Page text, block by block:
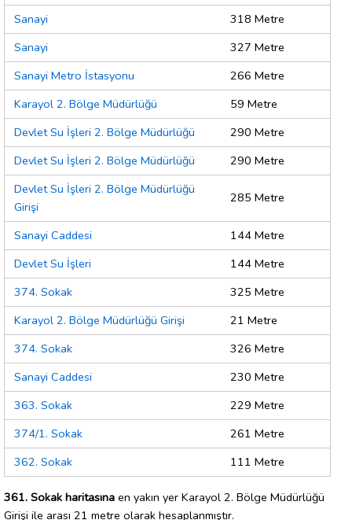
Sanayi
318 Metre
Sanayi
327 Metre
Sanayi Metro İstasyonu
266 Metre
Karayol 2. Bölge Müdürlüğü
59 Metre
Devlet Su İşleri 2. Bölge Müdürlüğü
290 Metre
Devlet Su İşleri 2. Bölge Müdürlüğü
290 Metre
Devlet Su İşleri 2. Bölge Müdürlüğü
Girişi
285 Metre
Sanayi Caddesi
144 Metre
Devlet Su İşleri
144 Metre
374. Sokak
325 Metre
Karayol 2. Bölge Müdürlüğü Girişi
21 Metre
374. Sokak
326 Metre
Sanayi Caddesi
230 Metre
363. Sokak
229 Metre
374/1. Sokak
261 Metre
362. Sokak
111 Metre
361. Sokak haritasına en yakın yer Karayol 2. Bölge Müdürlüğü
Girişi ile arası 21 metre olarak hesaplanmıştır.